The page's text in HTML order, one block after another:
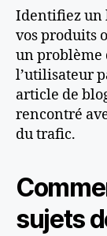
Identifiez un
vos produits
un
l’utilisateur
article de
rencontré
du trafic.
sujets